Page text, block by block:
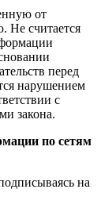
от
Не считается
перед
нарушением
с
закона.
по сетям
на